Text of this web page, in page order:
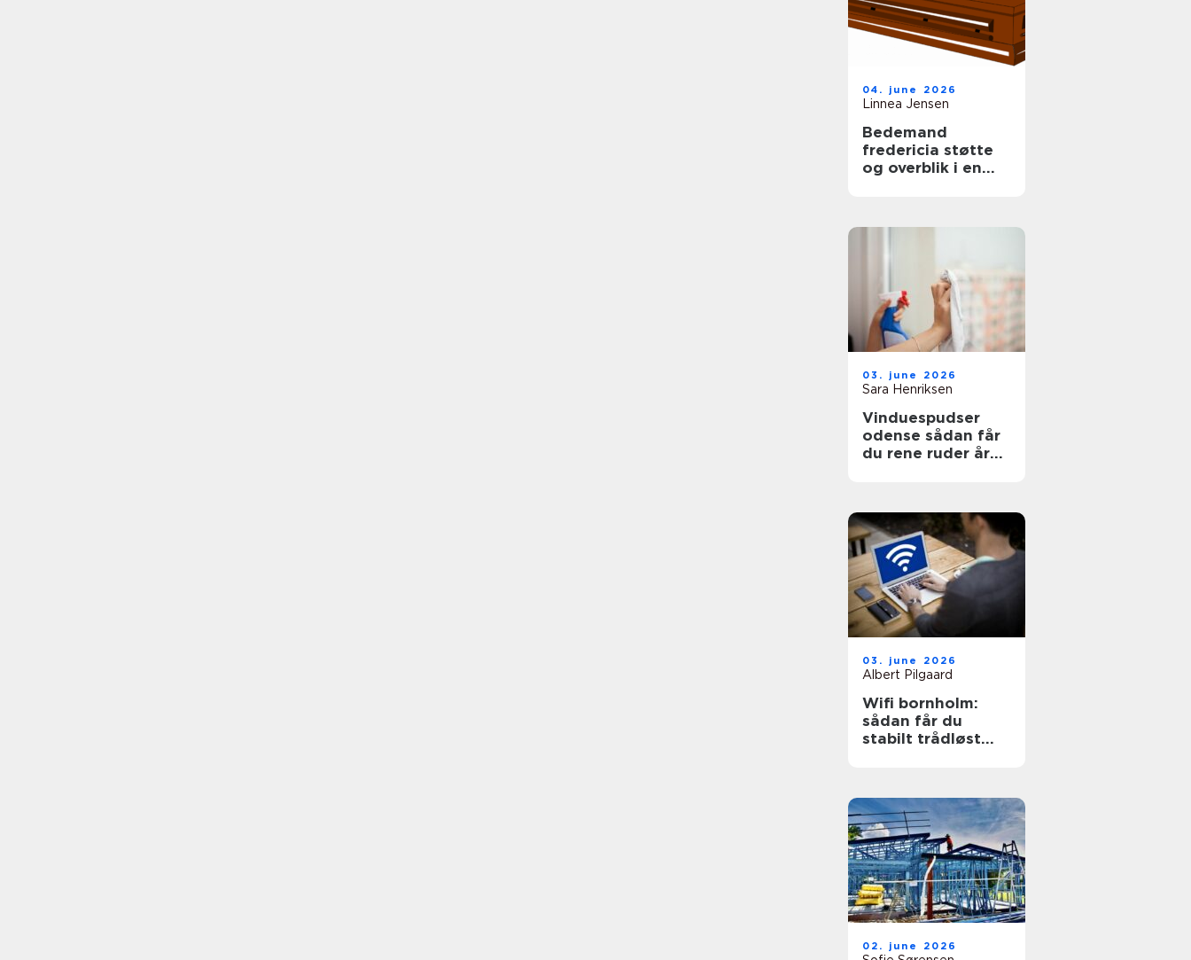
04. june 2026
Linnea Jensen
Bedemand
fredericia støtte
og overblik i en
03. june 2026
Sara Henriksen
Vinduespudser
odense sådan får
du rene ruder året
03. june 2026
Albert Pilgaard
Wifi bornholm:
sådan får du
stabilt trådløst
02. june 2026